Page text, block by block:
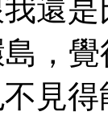
還
，
見